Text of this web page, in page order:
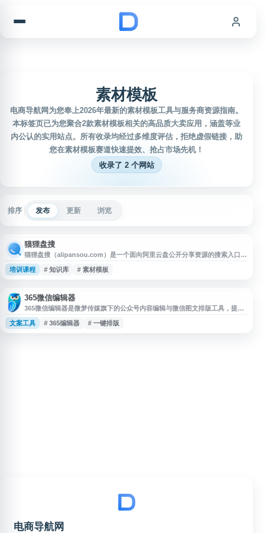
素材模板
电商导航网为您奉上2026年最新的素材模板工具与服务商资源指南。
本标签页已为您聚合2款素材模板相关的高品质大卖应用，涵盖等业
内公认的实用站点。所有收录均经过多维度评估，拒绝虚假链接，助
您在素材模板赛道快速提效、抢占市场先机！
收录了 2 个网站
排序 发布 更新 浏览
猫狸盘搜
猫狸盘搜（alipansou.com）是一个面向阿里云盘公开分享资源的搜索入口，
可用于查找运营表格、行业报告、课程资料、素材包、模板文件等网盘资料。
对于电商卖家、运营助理、内容电商从业者和团队培训场景，它可作为资料搜
培训课程 # 知识库 # 素材模板
365微信编辑器
365微信编辑器是微梦传媒旗下的公众号内容编辑与微信图文排版工具，提供
正版素材、模板、动图图库、文章一键排版、微信图文美化、实时预览、一键
秒刷及多平台同步等功能，适用于新媒体运营人员进行公众号文章编辑、内容
文案工具 # 365编辑器 # 一键排版
电商导航网